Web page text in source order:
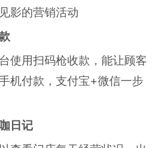
影的营销活动
用扫码枪收款，能让顾客
机付款，支付宝+微信一步
日记